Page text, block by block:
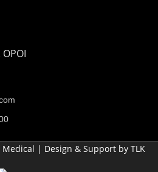
| Design & Support by TLK